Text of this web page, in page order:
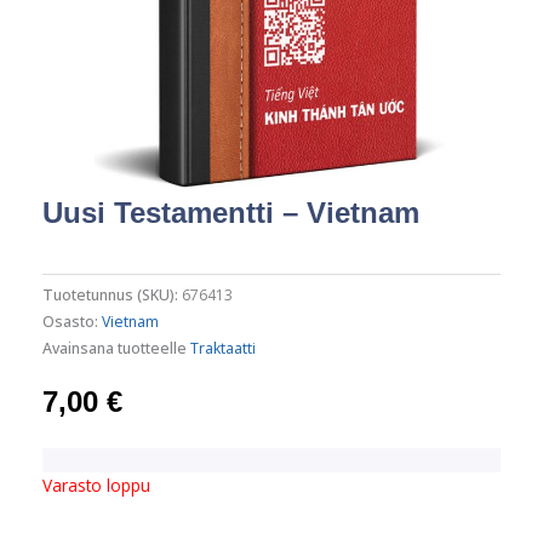
Uusi Testamentti – Vietnam
Tuotetunnus (SKU): 676413
Osasto: Vietnam
Avainsana tuotteelle Traktaatti
7,00 €
Varasto loppu